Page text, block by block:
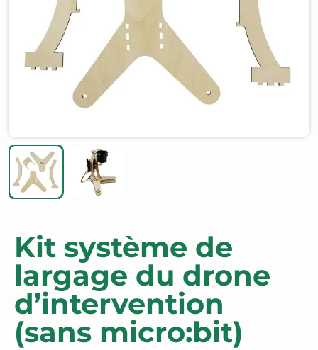
Kit système de
largage du drone
d’intervention
(sans micro:bit)